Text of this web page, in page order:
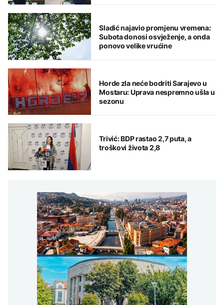
Sladić najavio promjenu vremena:
Subota donosi osvježenje, a onda
ponovo velike vrućine
Horde zla neće bodriti Sarajevo u
Mostaru: Uprava nespremno ušla u
sezonu
Trivić: BDP rastao 2,7 puta, a
troškovi života 2,8